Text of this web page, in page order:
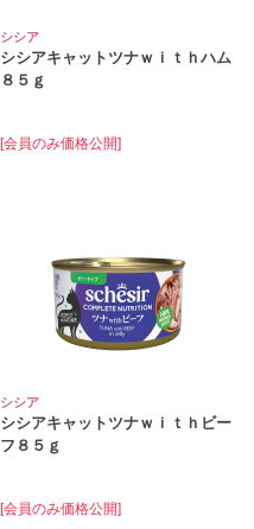
シシア
シシアキャットツナｗｉｔｈハム
８５ｇ
[会員のみ価格公開]
シシア
シシアキャットツナｗｉｔｈビー
フ８５ｇ
[会員のみ価格公開]